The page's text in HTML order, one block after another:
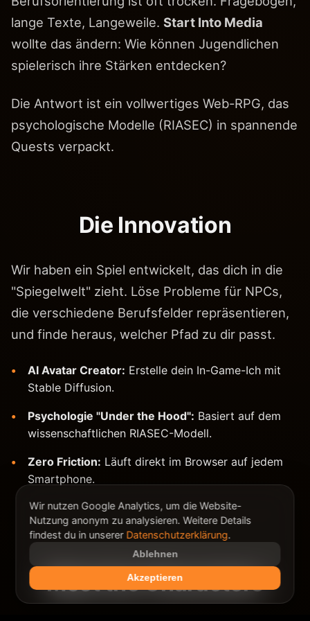
lange Texte, Langeweile. Start Into Media
wollte das ändern: Wie können Jugendlichen
spielerisch ihre Stärken entdecken?
Die Antwort ist ein vollwertiges Web-RPG, das
psychologische Modelle (RIASEC) in spannende
Quests verpackt.
Die Innovation
Wir haben ein Spiel entwickelt, das dich in die
"Spiegelwelt" zieht. Löse Probleme für NPCs,
die verschiedene Berufsfelder repräsentieren,
und finde heraus, welcher Pfad zu dir passt.
AI Avatar Creator: Erstelle dein In-Game-Ich mit
Stable Diffusion.
Psychologie "Under the Hood": Basiert auf dem
wissenschaftlichen RIASEC-Modell.
Zero Friction: Läuft direkt im Browser auf jedem
Smartphone.
Meet the Characters
Wir nutzen Google Analytics, um die Website-
Nutzung anonym zu analysieren. Weitere Details
findest du in unserer Datenschutzerklärung.
Ablehnen
Akzeptieren